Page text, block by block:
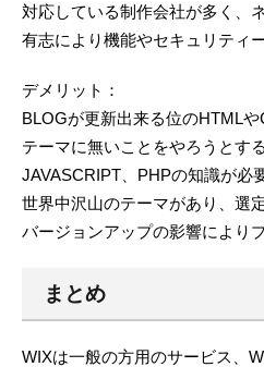
対応している制作会社が多く、
有志により機能やセキュリティ
デメリット：
BLOGが更新出来る位のHTML
テーマに無いことをやろうとす
JAVASCRIPT、PHPの知識が必
世界中沢山のテーマがあり、選
バージョンアップの影響により
まとめ
WIXは一般の方用のサービス、